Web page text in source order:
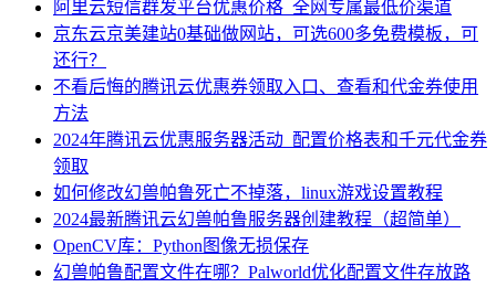
阿里云短信群发平台优惠价格_全网专属最低价渠道
京东云京美建站0基础做网站，可选600多免费模板，可
还行？
不看后悔的腾讯云优惠券领取入口、查看和代金券使用
方法
2024年腾讯云优惠服务器活动_配置价格表和千元代金券
领取
如何修改幻兽帕鲁死亡不掉落，linux游戏设置教程
2024最新腾讯云幻兽帕鲁服务器创建教程（超简单）
OpenCV库：Python图像无损保存
幻兽帕鲁配置文件在哪？Palworld优化配置文件存放路